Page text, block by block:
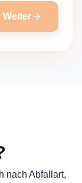
Weiter
nach Abfallart,